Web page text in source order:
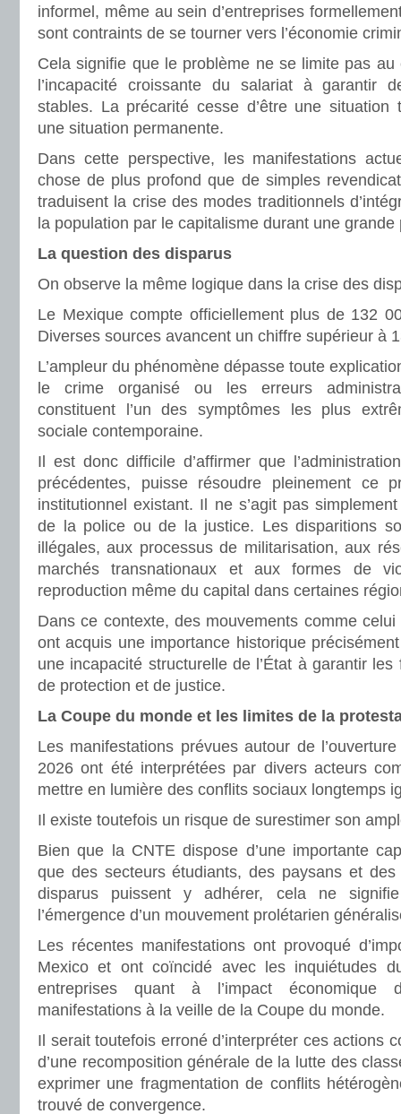
informel, même au sein d’entreprises
sont contraints de se tourner vers l’économie
Cela signifie que le problème ne se limite pas
l’incapacité croissante du salariat à garantir
stables. La précarité cesse d’être une situation
une situation permanente.
Dans cette perspective, les manifestations
chose de plus profond que de simples
traduisent la crise des modes traditionnels
la population par le capitalisme durant une
La question des disparus
On observe la même logique dans la crise des
Le Mexique compte officiellement plus de 132
Diverses sources avancent un chiffre supérieur à
L’ampleur du phénomène dépasse toute
le crime organisé ou les erreurs
constituent l’un des symptômes les plus
sociale contemporaine.
Il est donc difficile d’affirmer que
précédentes, puisse résoudre pleinement ce
institutionnel existant. Il ne s’agit pas
de la police ou de la justice. Les disparitions
illégales, aux processus de militarisation, aux
marchés transnationaux et aux formes de
reproduction même du capital dans certaines
Dans ce contexte, des mouvements comme
ont acquis une importance historique
une incapacité structurelle de l’État à garantir
de protection et de justice.
La Coupe du monde et les limites de la
Les manifestations prévues autour de
2026 ont été interprétées par divers acteurs
mettre en lumière des conflits sociaux longtemps
Il existe toutefois un risque de surestimer son
Bien que la CNTE dispose d’une importante
que des secteurs étudiants, des paysans et
disparus puissent y adhérer, cela ne signifie
l’émergence d’un mouvement prolétarien
Les récentes manifestations ont provoqué
Mexico et ont coïncidé avec les inquiétudes
entreprises quant à l’impact
manifestations à la veille de la Coupe du monde.
Il serait toutefois erroné d’interpréter ces actions
d’une recomposition générale de la lutte des
exprimer une fragmentation de conflits
trouvé de convergence.